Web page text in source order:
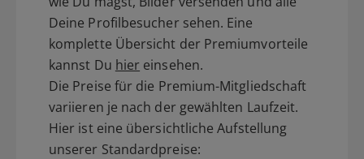
Deine Profilbesucher sehen. Eine
komplette Übersicht der Premiumvorteile
kannst Du hier einsehen.
Die Preise für die Premium-Mitgliedschaft
variieren je nach der gewählten Laufzeit.
Hier ist eine übersichtliche Aufstellung
unserer Standardpreise: